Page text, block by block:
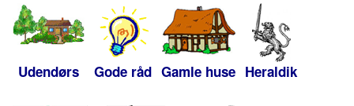
Udendørs Gode råd Gamle huse Heraldik